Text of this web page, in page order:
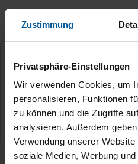
Zustimmung
Privatsphäre-Einstellungen
Wir verwenden Cookies, um
personalisieren, Funktionen
zu können und die Zugriffe
analysieren. Außerdem
Verwendung unserer
soziale Medien, Werbung
Ihre Nachricht an Kristin